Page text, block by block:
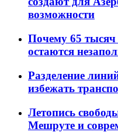
возможности
Почему 65 тысяч
остаются
Разделение
избежать
Летопись
Мешруте и